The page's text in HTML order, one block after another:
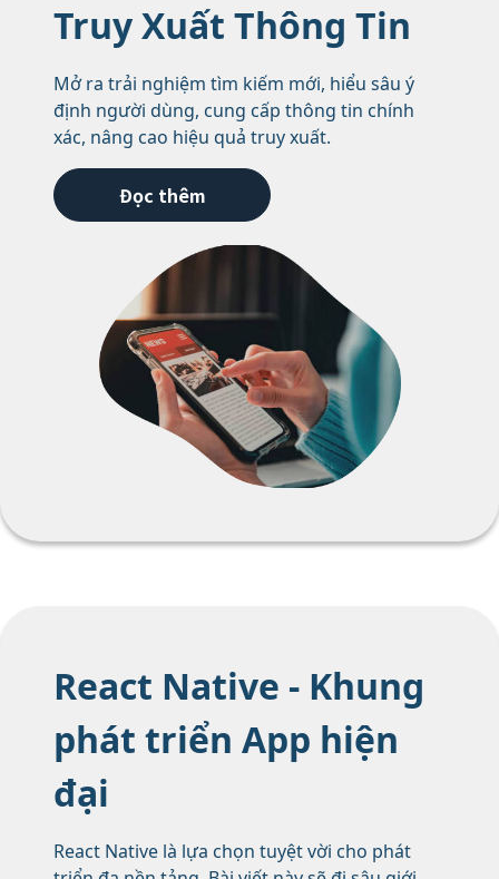
Truy Xuất Thông Tin
Mở ra trải nghiệm tìm kiếm mới, hiểu sâu ý
định người dùng, cung cấp thông tin chính
xác, nâng cao hiệu quả truy xuất.
Đọc thêm
React Native - Khung
phát triển App hiện
đại
React Native là lựa chọn tuyệt vời cho phát